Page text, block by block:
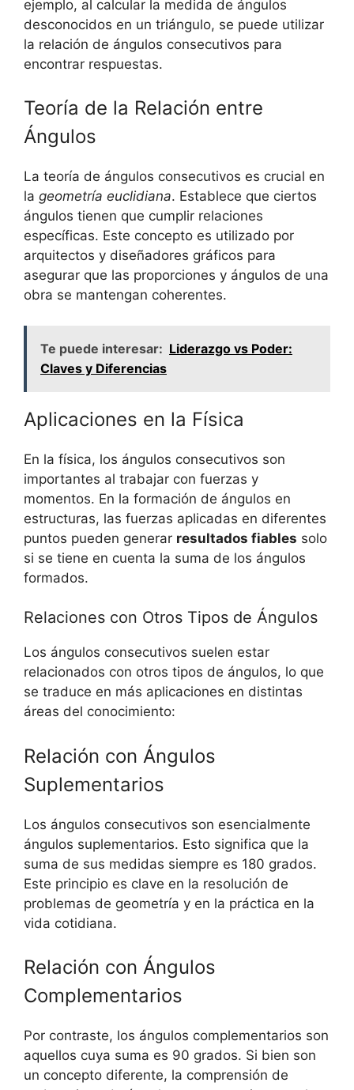
ejemplo, al calcular la medida de ángulos
desconocidos en un triángulo, se puede utilizar
la relación de ángulos consecutivos para
encontrar respuestas.
Teoría de la Relación entre
Ángulos
La teoría de ángulos consecutivos es crucial en
la geometría euclidiana. Establece que ciertos
ángulos tienen que cumplir relaciones
específicas. Este concepto es utilizado por
arquitectos y diseñadores gráficos para
asegurar que las proporciones y ángulos de una
obra se mantengan coherentes.
Te puede interesar: Liderazgo vs Poder:
Claves y Diferencias
Aplicaciones en la Física
En la física, los ángulos consecutivos son
importantes al trabajar con fuerzas y
momentos. En la formación de ángulos en
estructuras, las fuerzas aplicadas en diferentes
puntos pueden generar resultados fiables solo
si se tiene en cuenta la suma de los ángulos
formados.
Relaciones con Otros Tipos de Ángulos
Los ángulos consecutivos suelen estar
relacionados con otros tipos de ángulos, lo que
se traduce en más aplicaciones en distintas
áreas del conocimiento:
Relación con Ángulos
Suplementarios
Los ángulos consecutivos son esencialmente
ángulos suplementarios. Esto significa que la
suma de sus medidas siempre es 180 grados.
Este principio es clave en la resolución de
problemas de geometría y en la práctica en la
vida cotidiana.
Relación con Ángulos
Complementarios
Por contraste, los ángulos complementarios son
aquellos cuya suma es 90 grados. Si bien son
un concepto diferente, la comprensión de